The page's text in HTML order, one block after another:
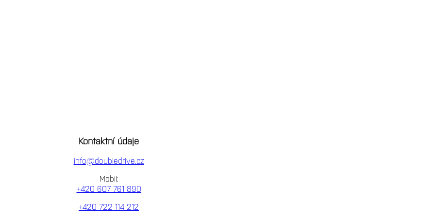
Kontaktní údaje
info@doubledrive.cz
Mobil:
+420 607 761 890
+420 722 114 212